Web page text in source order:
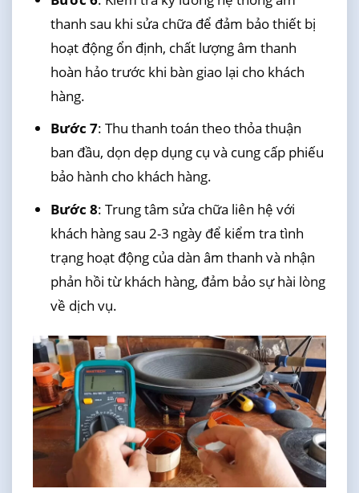
thanh sau khi sửa chữa để đảm bảo thiết bị
hoạt động ổn định, chất lượng âm thanh
hoàn hảo trước khi bàn giao lại cho khách
hàng.
Bước 7: Thu thanh toán theo thỏa thuận
ban đầu, dọn dẹp dụng cụ và cung cấp phiếu
bảo hành cho khách hàng.
Bước 8: Trung tâm sửa chữa liên hệ với
khách hàng sau 2-3 ngày để kiểm tra tình
trạng hoạt động của dàn âm thanh và nhận
phản hồi từ khách hàng, đảm bảo sự hài lòng
về dịch vụ.